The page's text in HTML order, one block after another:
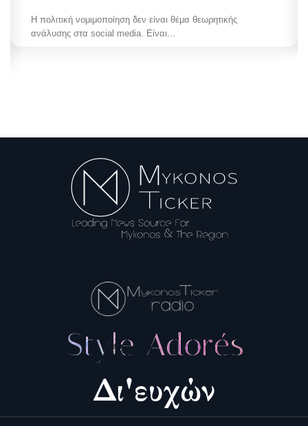
Η πολιτική νομιμοποίηση δεν είναι θέμα θεωρητικής
ανάλυσης στα social media. Είναι...